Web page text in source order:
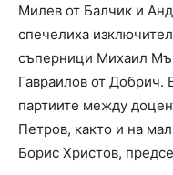
Милев от Балчик и
спечелиха
съперници Михаил
Гавраилов от Добрич.
партиите между
Петров, както и на
Борис Христов,